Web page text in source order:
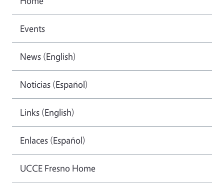
Events
News (English)
Noticias (Español)
Links (English)
Enlaces (Español)
UCCE Fresno Home